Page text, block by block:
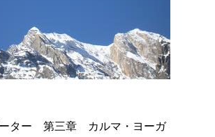
ーター 第三章 カルマ・ヨーガ